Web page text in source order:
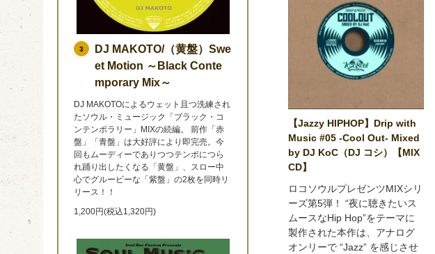
【Jazzy HIPHOP】Drip with
Music #05 -Cool Out- Mixed
by DJ KoC（DJ コシ）【MIX
CD】
ロコソウルプレゼンツMIXシリ
ーズ第5弾！ “夜に聴きたいス
ムースなHip Hop”をテーマに
製作された本作は、アナログ
オンリーで “Jazz” を感じさせ
3
DJ MAKOTO/（黄盤）Swe
et Motion ～Black Conte
mporary Mix～
DJ MAKOTOによるウェット且つ洗練され
たソウル・ミュージック「ブラック・コ
ンテンポラリー」MIXの続編。 前作「赤
盤」「青盤」は大好評により即完売。今
回もムーディーでありつつテンポにつら
れ踊り出したくなる「黄盤」、スロー中
心でグルービーな「紫盤」の2枚を同時リ
リース！！
1,200円(税込1,320円)